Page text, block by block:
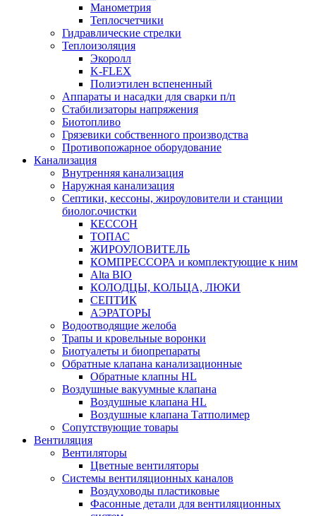
Манометрия
Теплосчетчики
Гидравлические стрелки
Теплоизоляция
Экоролл
K-FLEX
Полиэтилен вспененный
Аппараты и насадки для сварки п/п
Стабилизаторы напряжения
Биотопливо
Грязевики собственного производства
Противопожарное оборудование
Канализация
Внутренняя канализация
Наружная канализация
Септики, кессоны, жироуловители и станции
биолог.очистки
КЕССОН
ТОПАС
ЖИРОУЛОВИТЕЛЬ
КОМПРЕССОРА и комплектующие к ним
Alta BIO
КОЛОДЦЫ, КОЛЬЦА, ЛЮКИ
СЕПТИК
АЭРАТОРЫ
Водоотводящие желоба
Трапы и кровельные воронки
Биотуалеты и биопрепараты
Обратные клапана канализационные
Обратные клапны HL
Воздушные вакуумные клапана
Воздушные клапана HL
Воздушные клапана Татполимер
Сопутствующие товары
Вентиляция
Вентиляторы
Цветные вентиляторы
Системы вентиляционных каналов
Воздуховоды пластиковые
Фасонные детали для вентиляционных